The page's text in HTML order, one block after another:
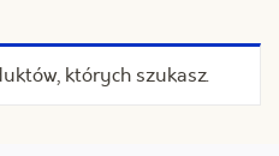
których szukasz.